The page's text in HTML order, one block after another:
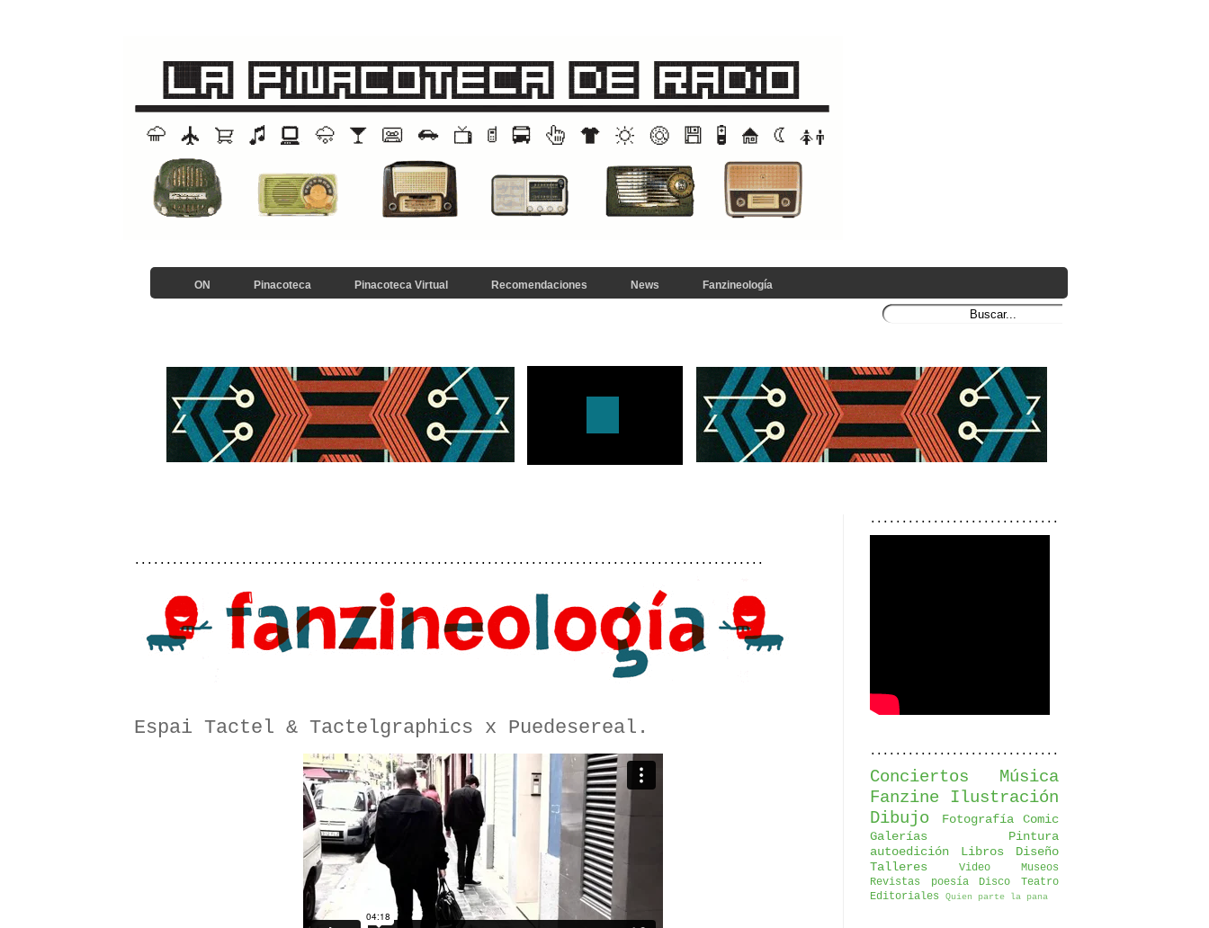
ON Pinacoteca Pinacoteca Virtual Recomendaciones News Fanzineología
....................................................................................................
Espai Tactel & Tactelgraphics x Puedesereal.
..............................
..............................
Conciertos
Música
Fanzine
Ilustración
Dibujo
Fotografía
Comic
Galerías
Pintura
autoedición
Libros
Diseño
Talleres
Video
Museos
Revistas
poesía Disco
Teatro
Editoriales
Quien parte la pana